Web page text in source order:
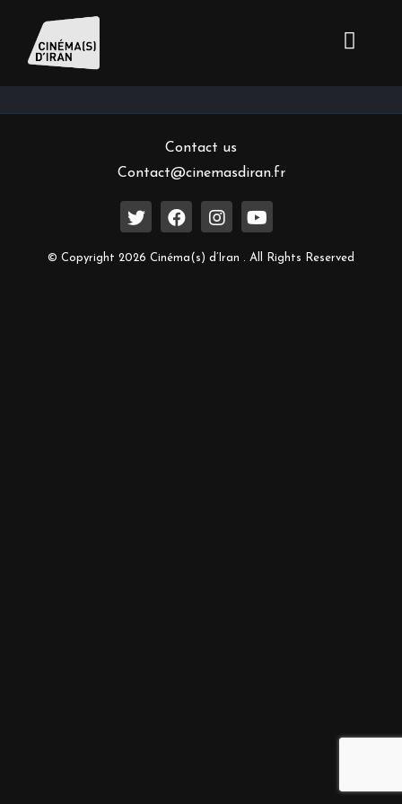
Inscrivez-vous à notre newsletter
Contact us
Contact@cinemasdiran.fr
© Copyright 2026 Cinéma(s) d’Iran . All Rights Reserved